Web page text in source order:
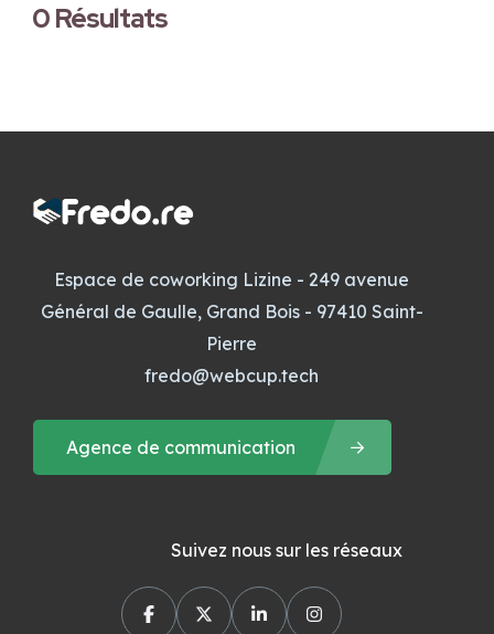
0Résultats
Espace de coworking Lizine - 249 avenue
Général de Gaulle, Grand Bois - 97410 Saint-
Pierre
fredo@webcup.tech
Agence de communication
Suivez nous sur les réseaux